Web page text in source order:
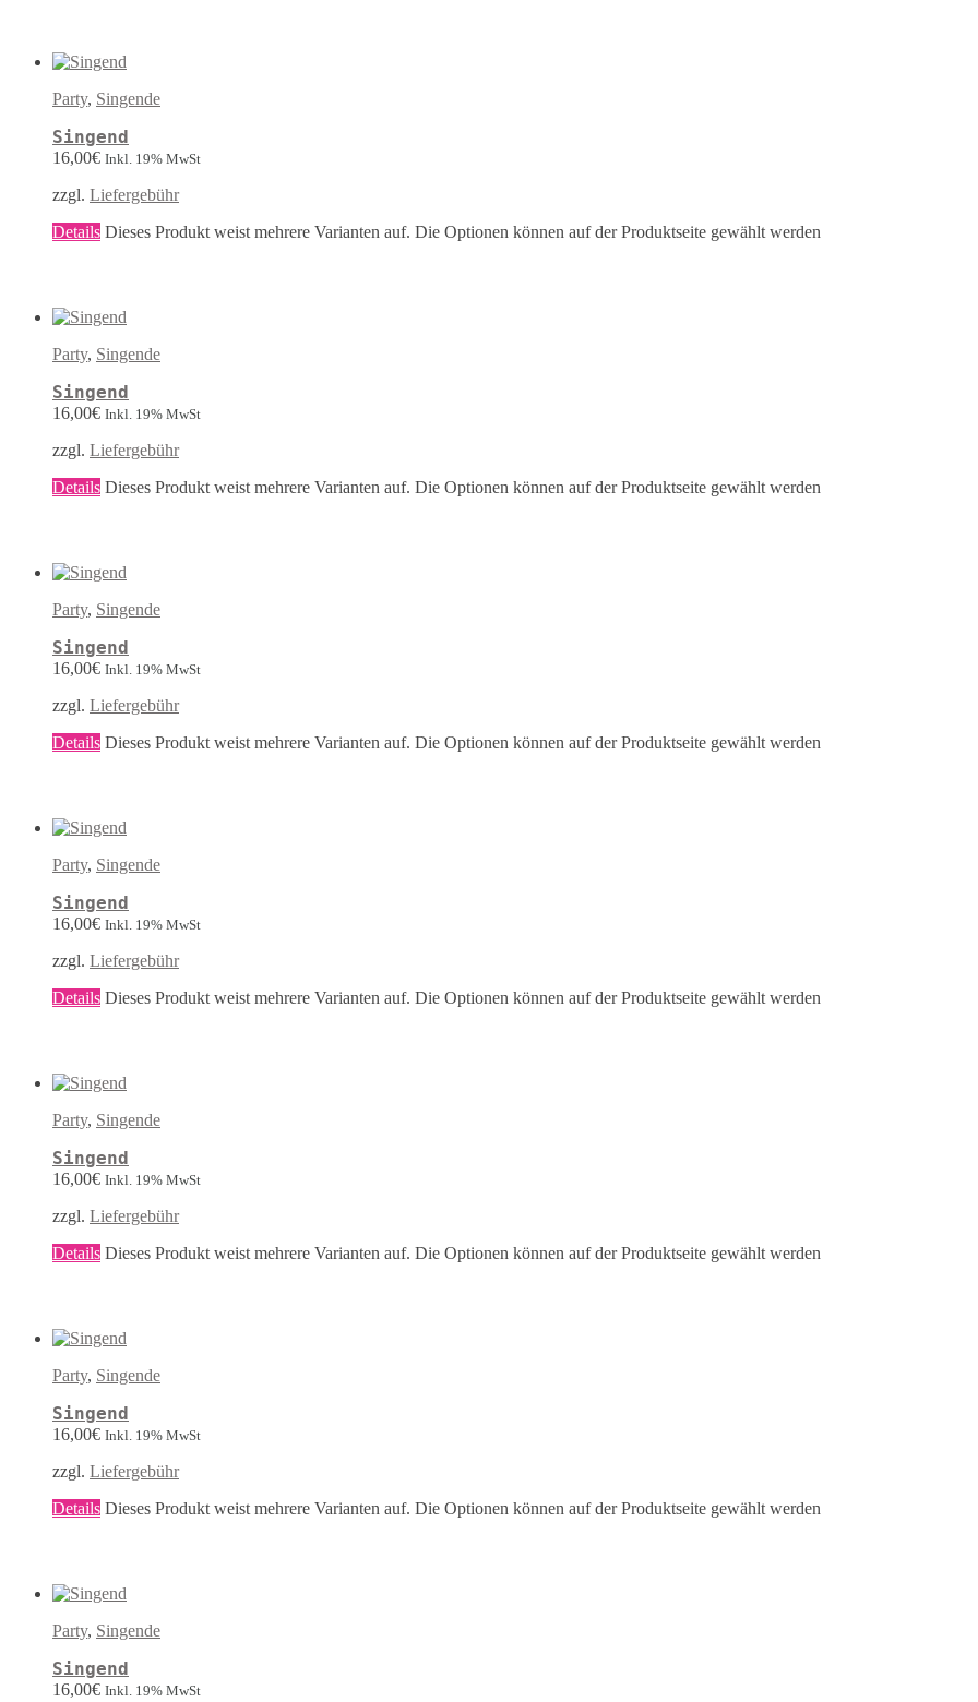
Party, Singende
Singend
16,00€ Inkl. 19% MwSt
zzgl. Liefergebühr
Details Dieses Produkt weist mehrere Varianten auf. Die Optionen können auf der Produktseite gewählt werden
Party, Singende
Singend
16,00€ Inkl. 19% MwSt
zzgl. Liefergebühr
Details Dieses Produkt weist mehrere Varianten auf. Die Optionen können auf der Produktseite gewählt werden
Party, Singende
Singend
16,00€ Inkl. 19% MwSt
zzgl. Liefergebühr
Details Dieses Produkt weist mehrere Varianten auf. Die Optionen können auf der Produktseite gewählt werden
Party, Singende
Singend
16,00€ Inkl. 19% MwSt
zzgl. Liefergebühr
Details Dieses Produkt weist mehrere Varianten auf. Die Optionen können auf der Produktseite gewählt werden
Party, Singende
Singend
16,00€ Inkl. 19% MwSt
zzgl. Liefergebühr
Details Dieses Produkt weist mehrere Varianten auf. Die Optionen können auf der Produktseite gewählt werden
Party, Singende
Singend
16,00€ Inkl. 19% MwSt
zzgl. Liefergebühr
Details Dieses Produkt weist mehrere Varianten auf. Die Optionen können auf der Produktseite gewählt werden
Party, Singende
Singend
16,00€ Inkl. 19% MwSt